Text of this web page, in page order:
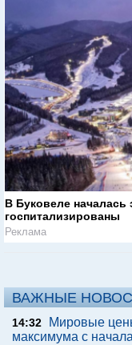
В Буковеле началась
госпитализированы
Реклама
ВАЖНЫЕ
14:32
Мировые
максимума с